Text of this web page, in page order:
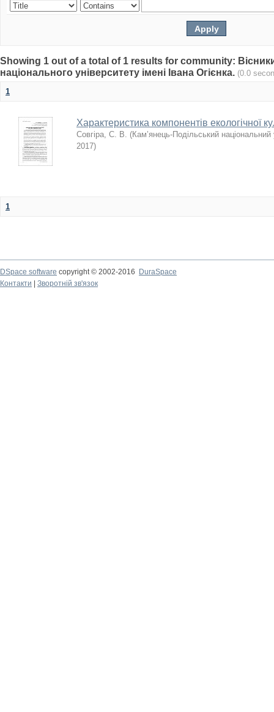
Showing 1 out of a total of 1 results for community:
національного університету імені Івана Огієнка. (0.0
1
Характеристика компонентів екологічної
Совгіра, С. В. (Кам’янець-Подільський національний
2017)
1
DSpace software copyright © 2002-2016
DuraSpace
Контакти
Зворотній зв'язок